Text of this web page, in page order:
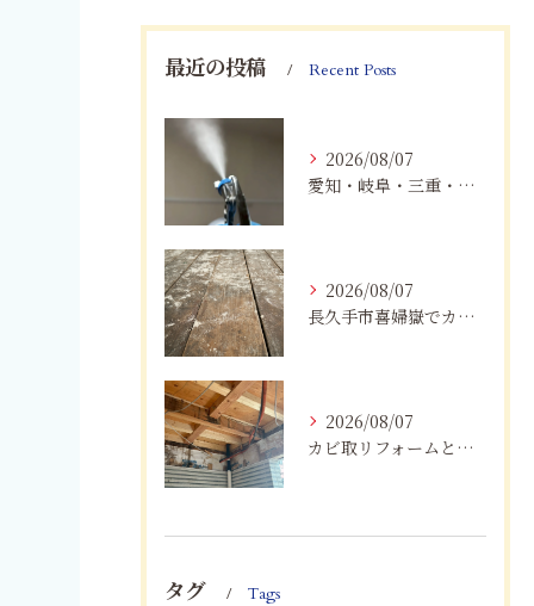
最近の投稿 Recent Posts
2026/08/07
愛知・岐阜・三重・静岡でカビアレルギーにお悩みの方へ｜MIST工法®による安全なカビ対策と健康な住まいづくり
2026/08/07
長久手市喜婦嶽でカビに悩んだら｜住宅の湿気対策とプロによる解決方法
2026/08/07
カビ取リフォームと専門業者を比較！根本解決を選ぶポイント
タグ Tags